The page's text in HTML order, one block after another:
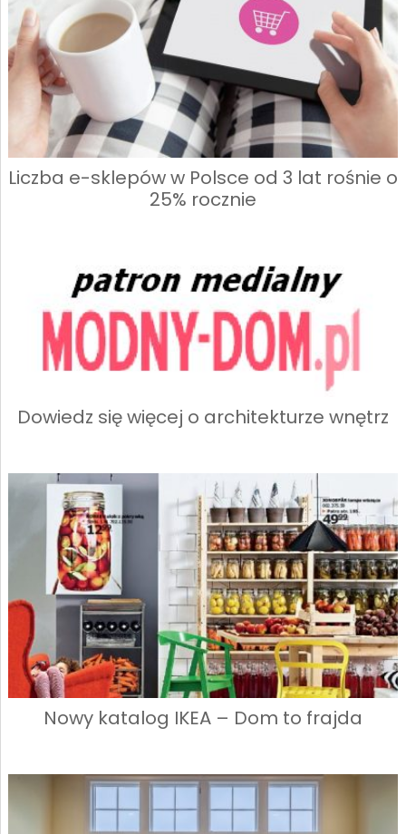
Liczba e-sklepów w Polsce od 3 lat rośnie o
25% rocznie
Dowiedz się więcej o architekturze wnętrz
Nowy katalog IKEA – Dom to frajda